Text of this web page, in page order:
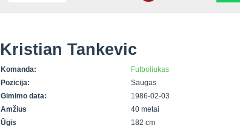
Kristian Tankevic
Komanda:
Futboliukas
Pozicija:
Saugas
Gimimo data:
1986-02-03
Amžius
40 metai
Ūgis
182 cm